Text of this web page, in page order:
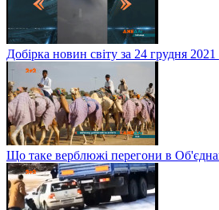
Добірка новин світу за 24 грудня
Що таке верблюжі перегони в